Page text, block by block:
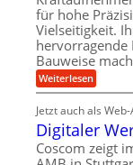
i
e
b
e
f
ü
r
r
a
u
t
r
a
g
s
i
n
g
w
e
n
i
g
e
r
S
t
n
g
e
n
g
e
t
r
i
b
e
f
für hohe
Vielseitigkeit.
Bauweise
Weiterlesen:
P
ä
z
i
s
Jetzt auch als
Digitaler
Coscom zeigt